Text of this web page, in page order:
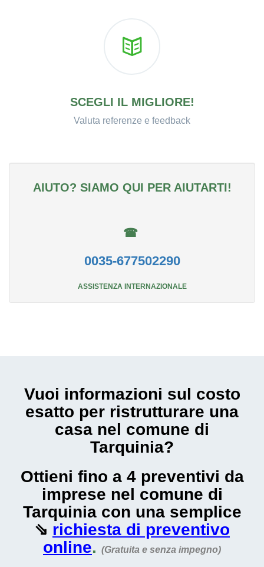
SCEGLI IL MIGLIORE!
Valuta referenze e feedback
AIUTO? SIAMO QUI PER AIUTARTI!
☎
0035-677502290
ASSISTENZA INTERNAZIONALE
Vuoi informazioni sul costo
esatto per ristrutturare una
casa nel comune di
Tarquinia?
Ottieni fino a 4 preventivi da
imprese nel comune di
Tarquinia con una semplice
⇘ richiesta di preventivo
online. (Gratuita e senza impegno)